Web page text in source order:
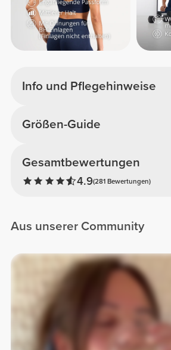
Info und Pflegehinweise
Gesamtbewertungen
4.9(281 Bewertungen)
Größen-Guide
Aus unserer Community